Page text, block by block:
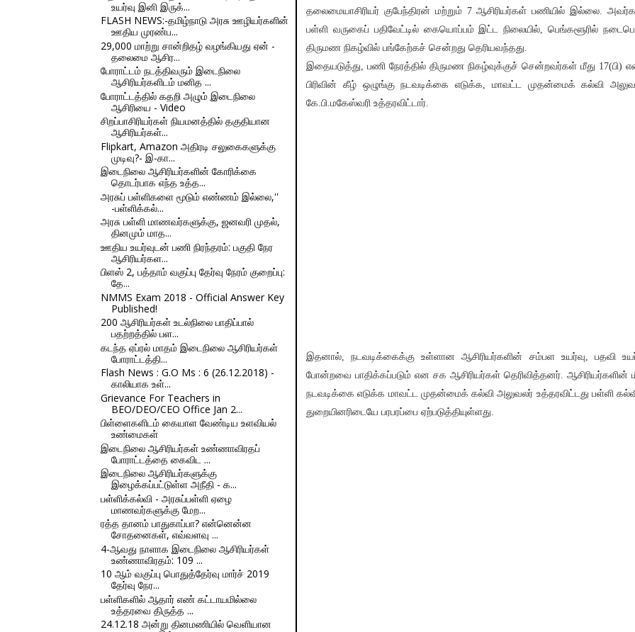
உயர்வு இனி இருக்...
FLASH NEWS:-தமிழ்நாடு அரசு ஊழியர்களின்
ஊதிய முரண்ப...
29,000 மாற்று சான்றிதழ் வழங்கியது ஏன் -
தலைமை ஆசிர...
போராட்டம் நடத்திவரும் இடைநிலை
ஆசிரியர்களிடம் மனித ...
போராட்டத்தில் கதறி அழும் இடைநிலை
ஆசிரியை - Video
சிறப்பாசிரியர்கள் நியமனத்தில் தகுதியான
ஆசிரியர்கள்...
Flipkart, Amazon அதிரடி சலுகைகளுக்கு
முடிவு?- இ-கா...
இடைநிலை ஆசிரியர்களின் கோரிக்கை
தொடர்பாக எந்த உத்த...
அரசுப் பள்ளிகளை மூடும் எண்ணம் இல்லை,''
-பள்ளிக்கல்...
அரசு பள்ளி மாணவர்களுக்கு, ஜனவரி முதல்,
தினமும் மாத...
ஊதிய உயர்வுடன் பணி நிரந்தரம்: பகுதி நேர
ஆசிரியர்கள...
பிளஸ் 2, பத்தாம் வகுப்பு தேர்வு நேரம் குறைப்பு:
தே...
NMMS Exam 2018 - Official Answer Key
Published!
200 ஆசிரியர்கள் உடல்நிலை பாதிப்பால்
பதற்றத்தில் பள...
கடந்த ஏப்ரல் மாதம் இடைநிலை ஆசிரியர்கள்
போராட்டத்தி...
Flash News : G.O Ms : 6 (26.12.2018) -
காலியாக உள்...
Grievance For Teachers in
BEO/DEO/CEO Office Jan 2...
பிள்ளைகளிடம் கையாள வேண்டிய உளவியல்
உண்மைகள்
இடைநிலை ஆசிரியர்கள் உண்ணாவிரதப்
போராட்டத்தை கைவிட ...
இடைநிலை ஆசிரியர்களுக்கு
இழைக்கப்பட்டுள்ள அநீதி - க...
பள்ளிக்கல்வி - அரசுப்பள்ளி ஏழை
மாணவர்களுக்கு மேற...
ரத்த தானம் பாதுகாப்பா? என்னென்ன
சோதனைகள், எவ்வளவு ...
4-ஆவது நாளாக இடைநிலை ஆசிரியர்கள்
உண்ணாவிரதம்: 109 ...
10 ஆம் வகுப்பு பொதுத்தேர்வு மார்ச் 2019
தேர்வு நேர...
பள்ளிகளில் ஆதார் எண் கட்டாயமில்லை
உத்தரவை திருத்த ...
24.12.18 அன்று தினமணியில் வெளியான
தலைமையாசிரியர் குபேந்திரன் மற்றும் 7 ஆசிரியர்கள் பணியில் இல்லை.
பள்ளி வருகைப் பதிவேட்டில் கையொப்பம் இட்ட நிலையில், பெங்களூரில்
திருமண நிகழ்வில் பங்கேற்கச் சென்றது தெரியவந்தது.
இதையடுத்து, பணி நேரத்தில் திருமண நிகழ்வுக்குச் சென்றவர்கள் மீது 17(பி)
பிரிவின் கீழ் ஒழுங்கு நடவடிக்கை எடுக்க, மாவட்ட முதன்மைக் கல்வி
கே.பி.மகேஸ்வரி உத்தரவிட்டார்.
இதனால், நடவடிக்கைக்கு உள்ளான ஆசிரியர்களின் சம்பள உயர்வு, பதவி
போன்றவை பாதிக்கப்படும் என சக ஆசிரியர்கள் தெரிவித்தனர். ஆசிரியர்களின்
நடவடிக்கை எடுக்க மாவட்ட முதன்மைக் கல்வி அலுவலர் உத்தரவிட்டது பள்ளி
துறையினரிடையே பரபரப்பை ஏற்படுத்தியுள்ளது.